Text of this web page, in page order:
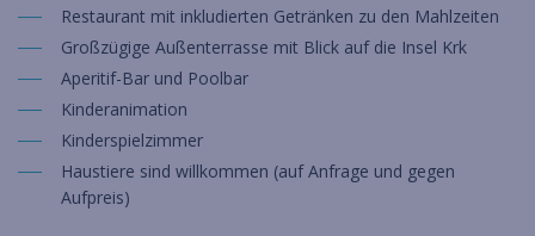
Restaurant mit inkludierten Getränken zu den Mahlzeiten
Großzügige Außenterrasse mit Blick auf die Insel Krk
Aperitif-Bar und Poolbar
Kinderanimation
Kinderspielzimmer
Haustiere sind willkommen (auf Anfrage und gegen
Aufpreis)